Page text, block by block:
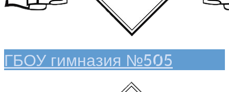
ГБОУ гимназия №505